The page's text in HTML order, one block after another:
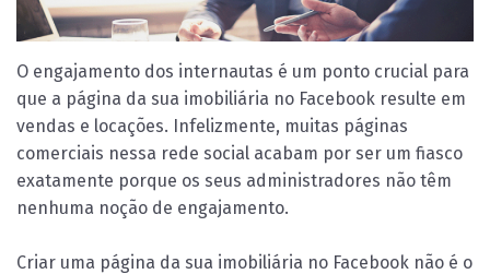
O engajamento dos internautas é um ponto crucial para
que a página da sua imobiliária no Facebook resulte em
vendas e locações. Infelizmente, muitas páginas
comerciais nessa rede social acabam por ser um fiasco
exatamente porque os seus administradores não têm
nenhuma noção de engajamento.
Criar uma página da sua imobiliária no Facebook não é o